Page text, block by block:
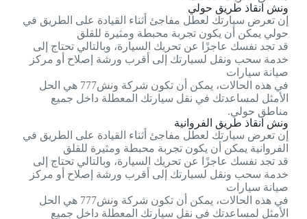
ونش انقاذ طريق حولي
إن تعرض سيارتك لعطل مفاجئ أثناء القيادة على الطريق في
حولي يمكن أن يكون تجربة محبطة ومثيرة للقلق
قد تجد نفسك عاجزًا عن تحريك السيارة، وبالتالي تحتاج إلى
خدمة سحب ونقل لسيارتك إلى أقرب ورشة إصلاح أو مركز
صيانة سيارات
في هذه الحالات، يمكن أن تكون شركة ونش777 هي الحل
الأمثل لمساعدتك في نقل سيارتك المعطلة داخل جميع
مناطق حولي.
ونش انقاذ طريق الفروانية
إن تعرض سيارتك لعطل مفاجئ أثناء القيادة على الطريق في
الفروانية يمكن أن يكون تجربة محبطة ومثيرة للقلق
قد تجد نفسك عاجزًا عن تحريك السيارة، وبالتالي تحتاج إلى
خدمة سحب ونقل لسيارتك إلى أقرب ورشة إصلاح أو مركز
صيانة سيارات
في هذه الحالات، يمكن أن تكون شركة ونش777 هي الحل
الأمثل لمساعدتك في نقل سيارتك المعطلة داخل جميع